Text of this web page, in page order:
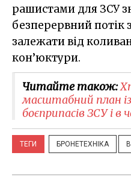
рашистами для ЗСУ
безперервний потік
залежати від
кон’юктури.
Читайте також:
масштабний план
боєприпасів ЗСУ і
ТЕГИ БРОНЕТЕХНІКА